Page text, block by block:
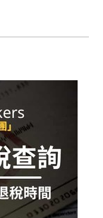
接下來的內容